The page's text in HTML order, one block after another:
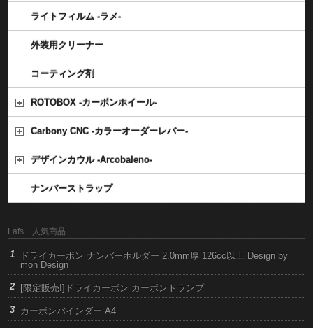
ライトフィルム -ラメ-
外装用クリーナー
コーティング剤
ROTOBOX -カーボンホイール-
Carbony CNC -カラーオーダーレバー-
デザインカウル -Arcobaleno-
ナンバーストラップ
Lafs 人気商品
ドライカーボン ナンバーホルダー 2.0mm厚 126cc以上 Design by
mon Design
[限定販売!]ドライカーボン カーボントランプ
カーボンバインダー A4